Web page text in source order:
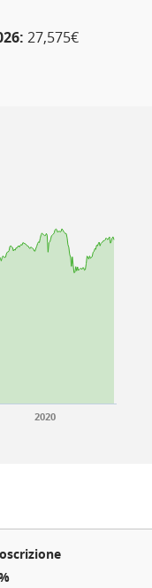
27,575€
2020